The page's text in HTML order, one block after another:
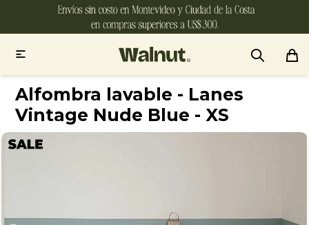

Alfombra lavable - Lanes
Vintage Nude Blue - XS